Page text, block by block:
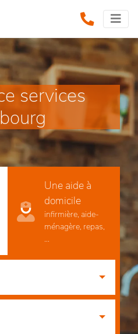
services
Une aide à
domicile
infirmière, aide-
ménagère, repas,
...